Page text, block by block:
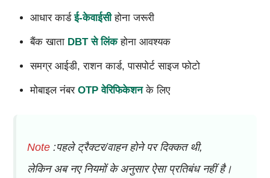
आधार कार्डई-केवाईसीहोना जरूरी
बैंक खाता DBT से लिंकहोना आवश्यक
समग्र आईडी, राशन कार्ड, पासपोर्ट साइज फोटो
मोबाइल नंबर OTP वेरिफिकेशनके लिए
Note:पहले ट्रैक्टर/वाहन होने पर दिक्कत थी,
लेकिन अब नए नियमों के अनुसार ऐसा प्रतिबंध नहीं है।